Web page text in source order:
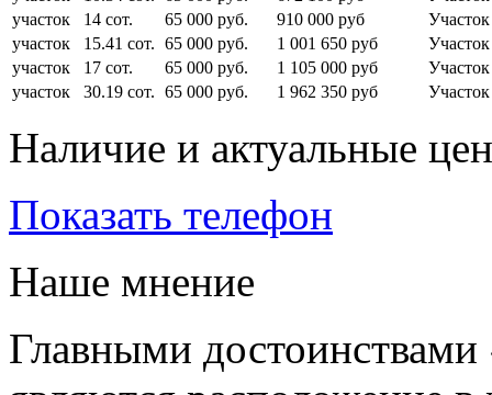
участок
14 сот. 65 000 руб. 910 000 руб
участок
15.41 сот. 65 000 руб. 1 001 650 руб
участок
17 сот. 65 000 руб. 1 105 000 руб
участок
30.19 сот. 65 000 руб. 1 962 350 руб
Наличие и актуальные
Показать телефон
Наше мнение
Главными